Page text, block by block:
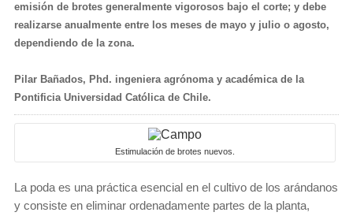
emisión de brotes generalmente vigorosos bajo el corte; y debe
realizarse anualmente entre los meses de mayo y julio o agosto,
dependiendo de la zona.
Pilar Bañados, Phd. ingeniera agrónoma y académica de la
Pontificia Universidad Católica de Chile.
Estimulación de brotes nuevos.
La poda es una práctica esencial en el cultivo de los arándanos
y consiste en eliminar ordenadamente partes de la planta,